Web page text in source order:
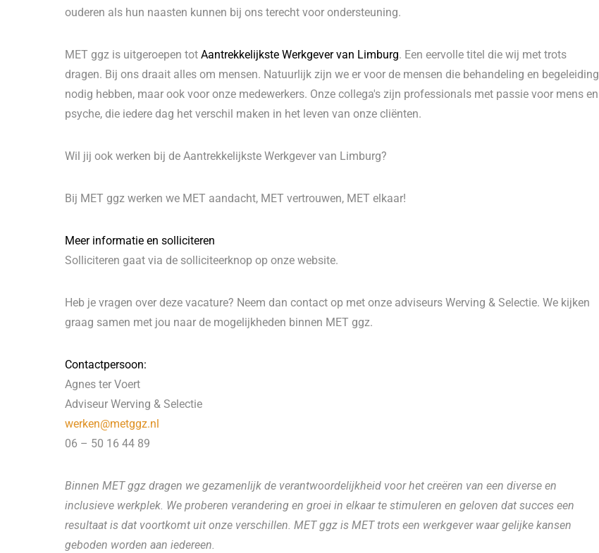
ouderen als hun naasten kunnen bij ons terecht voor ondersteuning.
MET ggz is uitgeroepen tot Aantrekkelijkste Werkgever van Limburg. Een eervolle titel die wij met trots
dragen. Bij ons draait alles om mensen. Natuurlijk zijn we er voor de mensen die behandeling en begeleiding
nodig hebben, maar ook voor onze medewerkers. Onze collega's zijn professionals met passie voor mens en
psyche, die iedere dag het verschil maken in het leven van onze cliënten.
Wil jij ook werken bij de Aantrekkelijkste Werkgever van Limburg?
Bij MET ggz werken we MET aandacht, MET vertrouwen, MET elkaar!
Meer informatie en solliciteren
Solliciteren gaat via de solliciteerknop op onze website.
Heb je vragen over deze vacature? Neem dan contact op met onze adviseurs Werving & Selectie. We kijken
graag samen met jou naar de mogelijkheden binnen MET ggz.
Contactpersoon:
Agnes ter Voert
Adviseur Werving & Selectie
werken@metggz.nl
06 – 50 16 44 89
Binnen MET ggz dragen we gezamenlijk de verantwoordelijkheid voor het creëren van een diverse en
inclusieve werkplek. We proberen verandering en groei in elkaar te stimuleren en geloven dat succes een
resultaat is dat voortkomt uit onze verschillen. MET ggz is MET trots een werkgever waar gelijke kansen
geboden worden aan iedereen.